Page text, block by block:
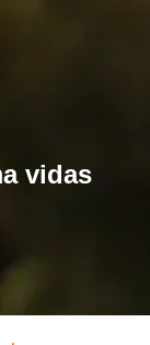
vidas